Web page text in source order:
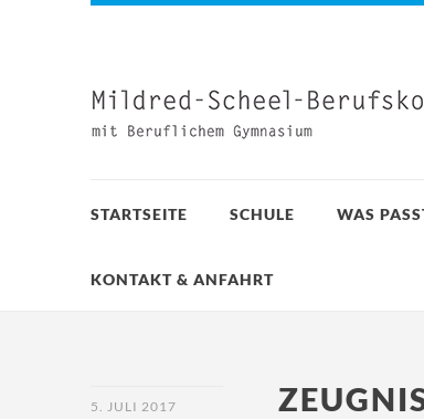
STARTSEITE SCHULE WAS
KONTAKT & ANFAHRT
5. JULI 2017